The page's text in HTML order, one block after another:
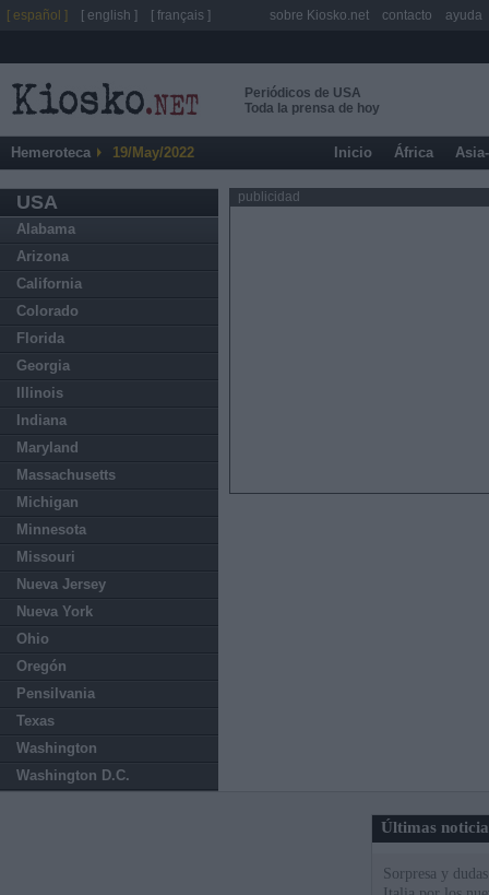
Periódicos de USA
Toda la prensa de hoy
Hemeroteca 19/May/2022 Inicio África
USA
Alabama
Arizona
California
Colorado
Florida
Georgia
Illinois
Indiana
Maryland
Massachusetts
Michigan
Minnesota
Missouri
Nueva Jersey
Nueva York
Ohio
Oregón
Pensilvania
Texas
Washington
Washington D.C.
publicidad
Últimas
Sorpresa y
[ español ] [ english ] [ français ] sobre Kiosko.net contacto ayuda